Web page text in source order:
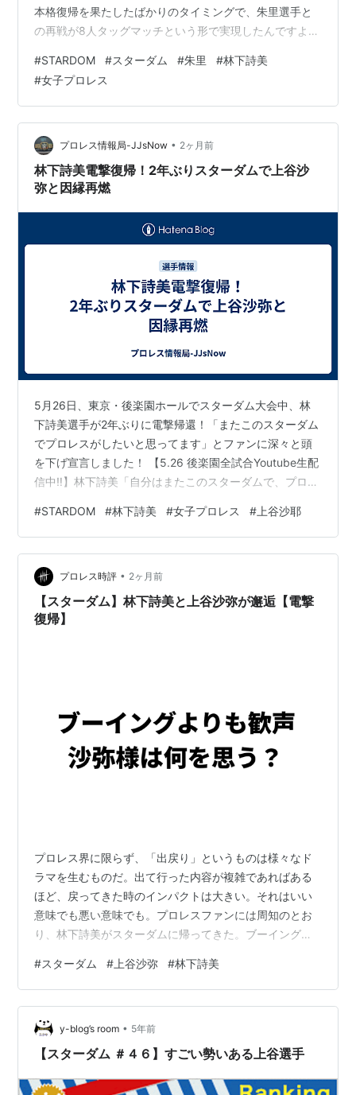
本格復帰を果たしたばかりのタイミングで、朱里選手と
の再戦が8人タッグマッチという形で実現したんですよ
『STARDOM in UTSUNOMIYA』で林下詩美と朱里が再
びリング上で激突…！ 2年ぶり古巣復帰の“ビッグダディ
三女” vs IWGP女子王者、8人タッグで因縁の再戦が実
現！ JJ的にはこの一戦が詩美の完全復活と朱里の王者防
衛ロードを象徴する超ドラマチックな一夜に…
#STARDOM #スターダム #朱里 #林下詩美
#女子プロレス
プロレス情報局-JJsNow • 2ヶ月前
林下詩美電撃復帰！2年ぶりスターダムで上谷沙
弥と因縁再燃
5月26日、東京・後楽園ホールでスターダム大会中、林
下詩美選手が2年ぶりに電撃帰還！「またこのスターダム
でプロレスがしたいと思ってます」とファンに深々と頭
を下げ宣言しました！ 【5.26 後楽園全試合Youtube生配
信中‼】林下詩美「自分はまたこのスターダムで、プロレ
pic.twitter.com/rzEMCSzkck — STARDOM WORLD
(@stardomworld) May 26, 2026 マリーゴールド退団か
らわずか3日、まさか林下詩美選手が2年ぶりにスターダ
ムのリングへ電撃帰還するとは、誰も予想できなかった
驚天動地のサ…
#STARDOM #林下詩美 #女子プロレス # 上谷沙耶
プロレス時評 • 2ヶ月前
【スターダム】林下詩美と上谷沙弥が邂逅【電撃
復帰】
プロレス界に限らず、「出戻り」というものは様々なド
ラマを生むものだ。出て行った内容が複雑であればある
ほど、戻ってきた時のインパクトは大きい。それはいい
意味でも悪い意味でも。プロレスファンには周知のとお
り、林下詩美がスターダムに帰ってきた。ブーイングよ
を思う？ ブーイングなき電撃復帰は史上最大のカタルシ
スへの布石 出て行った人間と、残った人間 繰り返しにな
るが、プロレスに限らず人間の人生は一度限りなのだか
ら、道は自分で決めて良い。それがどんな険しい道であ
ろうと、自分が決めたことなのだから仕方ない。林下に
#スターダム # 上谷沙弥 #林下詩美
y-blog’s room • 5年前
【スターダム ＃４６】すごい勢いある上谷選手